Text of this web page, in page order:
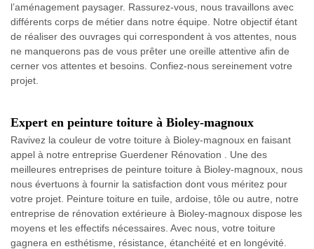
l’aménagement paysager. Rassurez-vous, nous travaillons avec
différents corps de métier dans notre équipe. Notre objectif étant
de réaliser des ouvrages qui correspondent à vos attentes, nous
ne manquerons pas de vous prêter une oreille attentive afin de
cerner vos attentes et besoins. Confiez-nous sereinement votre
projet.
Expert en peinture toiture à Bioley-magnoux
Ravivez la couleur de votre toiture à Bioley-magnoux en faisant
appel à notre entreprise Guerdener Rénovation . Une des
meilleures entreprises de peinture toiture à Bioley-magnoux, nous
nous évertuons à fournir la satisfaction dont vous méritez pour
votre projet. Peinture toiture en tuile, ardoise, tôle ou autre, notre
entreprise de rénovation extérieure à Bioley-magnoux dispose les
moyens et les effectifs nécessaires. Avec nous, votre toiture
gagnera en esthétisme, résistance, étanchéité et en longévité.